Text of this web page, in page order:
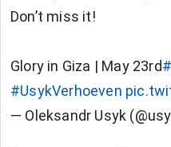
Don’t miss it!
Glory in Giza | May 23rd
#UsykVerhoeven
— Oleksandr Usyk